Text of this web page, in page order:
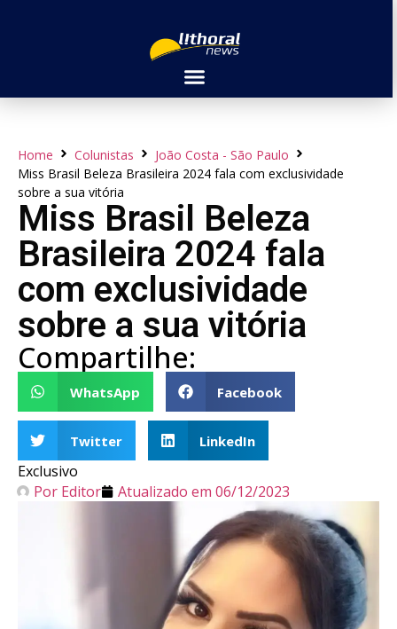
Home Colunistas
João Costa - São Paulo
Miss Brasil Beleza Brasileira 2024 fala com exclusividade
sobre a sua vitória
Miss Brasil Beleza
Brasileira 2024 fala
com exclusividade
sobre a sua vitória
Compartilhe:
WhatsApp Facebook
Twitter LinkedIn
Exclusivo
Por Editor Atualizado em 06/12/2023